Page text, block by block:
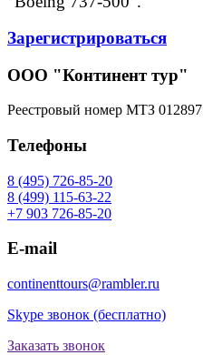
Зарегистрироваться
ООО "Континент тур"
Реестровый номер МТЗ 012897
Телефоны
8 (495) 726-85-20
8 (499) 115-63-22
+7 903 726-85-20
E-mail
continenttours@rambler.ru
Skype звонок (бесплатно)
Заказать звонок